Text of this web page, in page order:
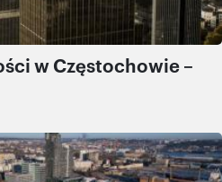
w Częstochowie –